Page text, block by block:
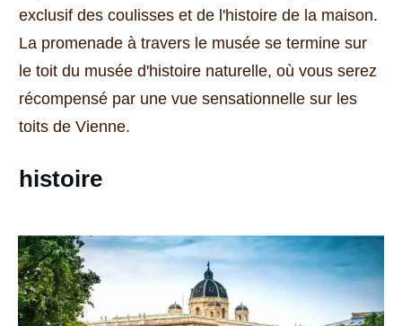
exclusif des coulisses et de l'histoire de la maison.
La promenade à travers le musée se termine sur
le toit du musée d'histoire naturelle, où vous serez
récompensé par une vue sensationnelle sur les
toits de Vienne.
histoire